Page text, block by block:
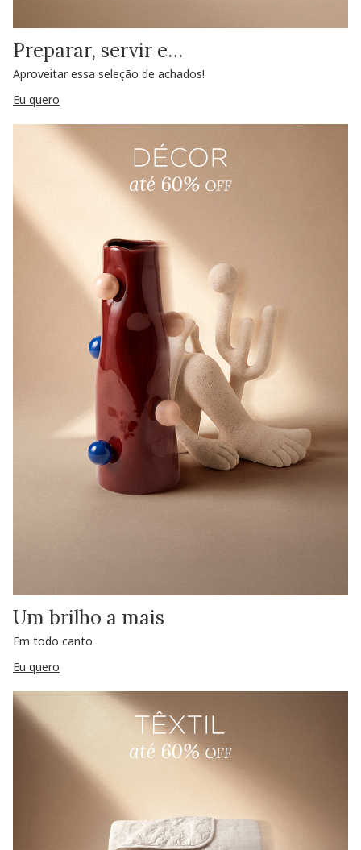
Preparar, servir e…
Aproveitar essa seleção de achados!
Eu quero
Um brilho a mais
Em todo canto
Eu quero